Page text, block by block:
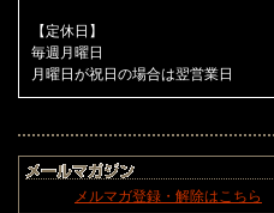
【定休日】
毎週月曜日
月曜日が祝日の場合は翌営業日
メルマガ登録・解除はこちら